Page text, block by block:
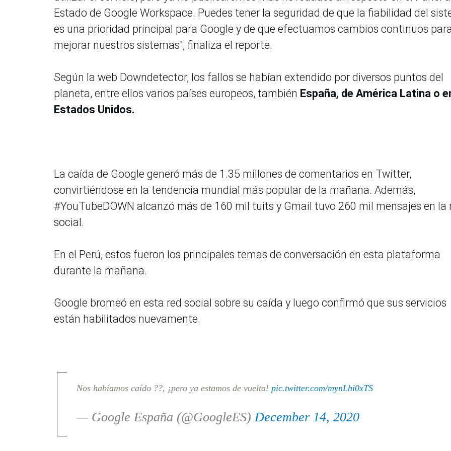
Estado de Google Workspace. Puedes tener la seguridad de que la fiabilidad del
es una prioridad principal para Google y de que efectuamos cambios continuos
mejorar nuestros sistemas", finaliza el reporte.
Según la web Downdetector, los fallos se habían extendido por diversos puntos del
planeta, entre ellos varios países europeos, también España, de América Latina o
Estados Unidos.
La caída de Google generó más de 1.35 millones de comentarios en Twitter,
convirtiéndose en la tendencia mundial más popular de la mañana. Además,
#YouTubeDOWN alcanzó más de 160 mil tuits y Gmail tuvo 260 mil mensajes en la
social.
En el Perú, estos fueron los principales temas de conversación en esta plataforma
durante la mañana.
Google bromeó en esta red social sobre su caída y luego confirmó que sus servicios
están habilitados nuevamente.
Nos habíamos caído ??, ¡pero ya estamos de vuelta! pic.twitter.com/mynLhi0xTS
— Google España (@GoogleES)December 14, 2020